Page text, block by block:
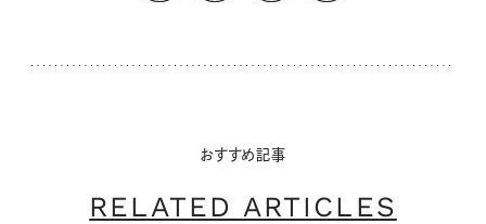
おすすめ記事
RELATED ARTICLES